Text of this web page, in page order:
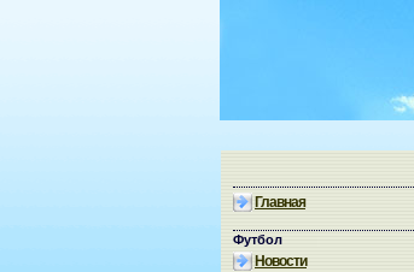
Главная
Футбол
Новости